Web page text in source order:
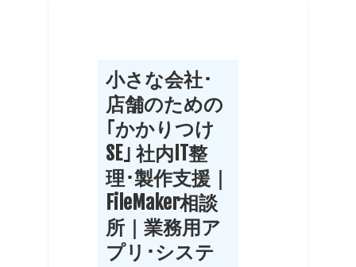
小さな会社･
店舗のための
｢かかりつけ
SE｣ 社内IT整
理･製作支援｜
FileMaker相談
所｜業務用ア
プリ･システ